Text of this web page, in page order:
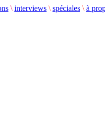
\ interviews \ spéciales \ à